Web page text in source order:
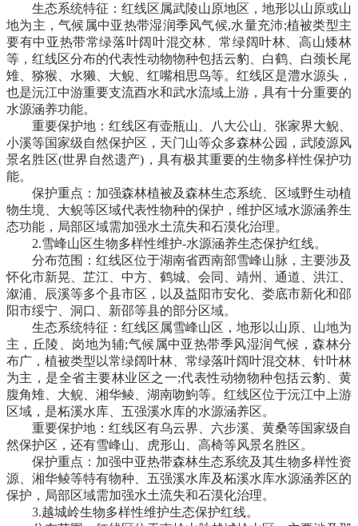
生态系统特征：红线区属武陵山原地区，地形以山原或山
地为主，气候属中亚热带湿润季风气候,水量充沛;植被类型主
要有中亚热带常绿落叶阔叶混交林、常绿阔叶林、高山矮林
等，红线区分布的代表性动物物种包括云豹、白鹤、白颈长尾
雉、猕猴、水獭、大鲵、红嘴相思鸟等。红线区是澧水源头，
也是沅江中游重要支流酉水和武水流域上游，具有十分重要的
水源涵养功能。
重要保护地：红线区有壶瓶山、八大公山、张家界大鲵、
小溪等国家级自然保护区，天门山等众多森林公园，武陵源风
景名胜区(世界自然遗产)，具有极其重要的生物多样性保护功
能。
保护重点：加强森林植被及森林生态系统、区域野生动植
物生境、大鲵等区域代表性物种的保护，维护区域水源涵养生
态功能，局部区域需加强水土流失和石漠化治理。
2.雪峰山区生物多样性维护-水源涵养生态保护红线。
分布范围：红线区位于湖南省西南部雪峰山脉，主要涉及
怀化市新晃、芷江、中方、鹤城、会同、靖州、通道、洪江、
溆浦、辰溪等多个县市区，以及益阳市安化、娄底市新化和邵
阳市绥宁、洞口、新邵等县的部分区域。
生态系统特征：红线区属雪峰山区，地形以山原、山地为
主，丘陵、岗地为辅;气候属中亚热带季风湿润气候，森林分
布广，植被类型以常绿阔叶林、常绿落叶阔叶混交林、针叶林
为主，是全省主要林业区之一;代表性动物物种包括云豹、黄
腹角雉、大鲵、湘华鲮、湖南吻鮈等。红线区位于沅江中上游
区域，是柘溪水库、五强溪水库的水源涵养区。
重要保护地：红线区有乌云界、六步溪、黄桑等国家级自
然保护区，还有雪峰山、虎形山、高椅等风景名胜区。
保护重点：加强中亚热带森林生态系统及其生物多样性资
源、湘华鲮等特有物种、五强溪水库及柘溪水库水源涵养区的
保护，局部区域需加强水土流失和石漠化治理。
3.越城岭生物多样性维护生态保护红线。